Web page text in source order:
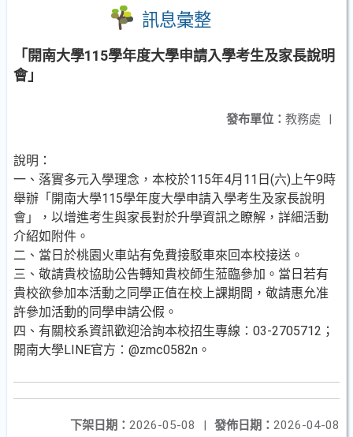
訊息彙整
「開南大學115學年度大學申請入學考生及家長說明
會」
發布單位： 教務處 |
說明：
一、落實多元入學理念，本校於115年4月11日(六)上午9時
舉辦「開南大學115學年度大學申請入學考生及家長說明
會」，以增進考生與家長對於升學資訊之瞭解，詳細活動
介紹如附件。
二、當日於桃園火車站有免費接駁車來回本校接送。
三、敬請貴校協助公告轉知貴校師生蒞臨參加。當日若有
貴校欲參加本活動之同學正值在校上課期間，敬請惠允准
許參加活動的同學申請公假。
四、有關校系資訊歡迎洽詢本校招生專線：03-2705712；
開南大學LINE官方：@zmc0582n。
發佈日期： 2026-04-08
下架日期： 2026-05-08
|